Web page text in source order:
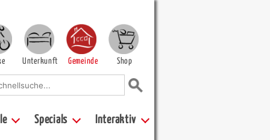
Unterkunft Gemeinde Shop
Specials Interaktiv